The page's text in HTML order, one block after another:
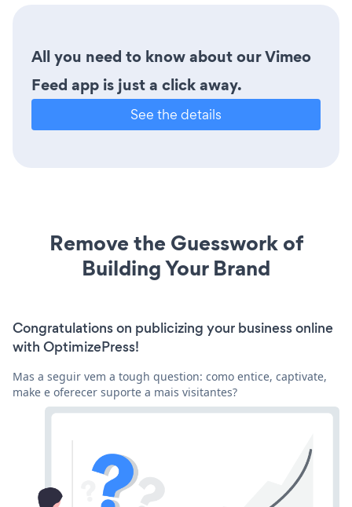
All you need to know about our Vimeo
Feed app is just a click away.
See the details
Remove the Guesswork of
Building Your Brand
Congratulations on publicizing your business online
with OptimizePress!
Mas a seguir vem a tough question: como entice, captivate,
make e oferecer suporte a mais visitantes?